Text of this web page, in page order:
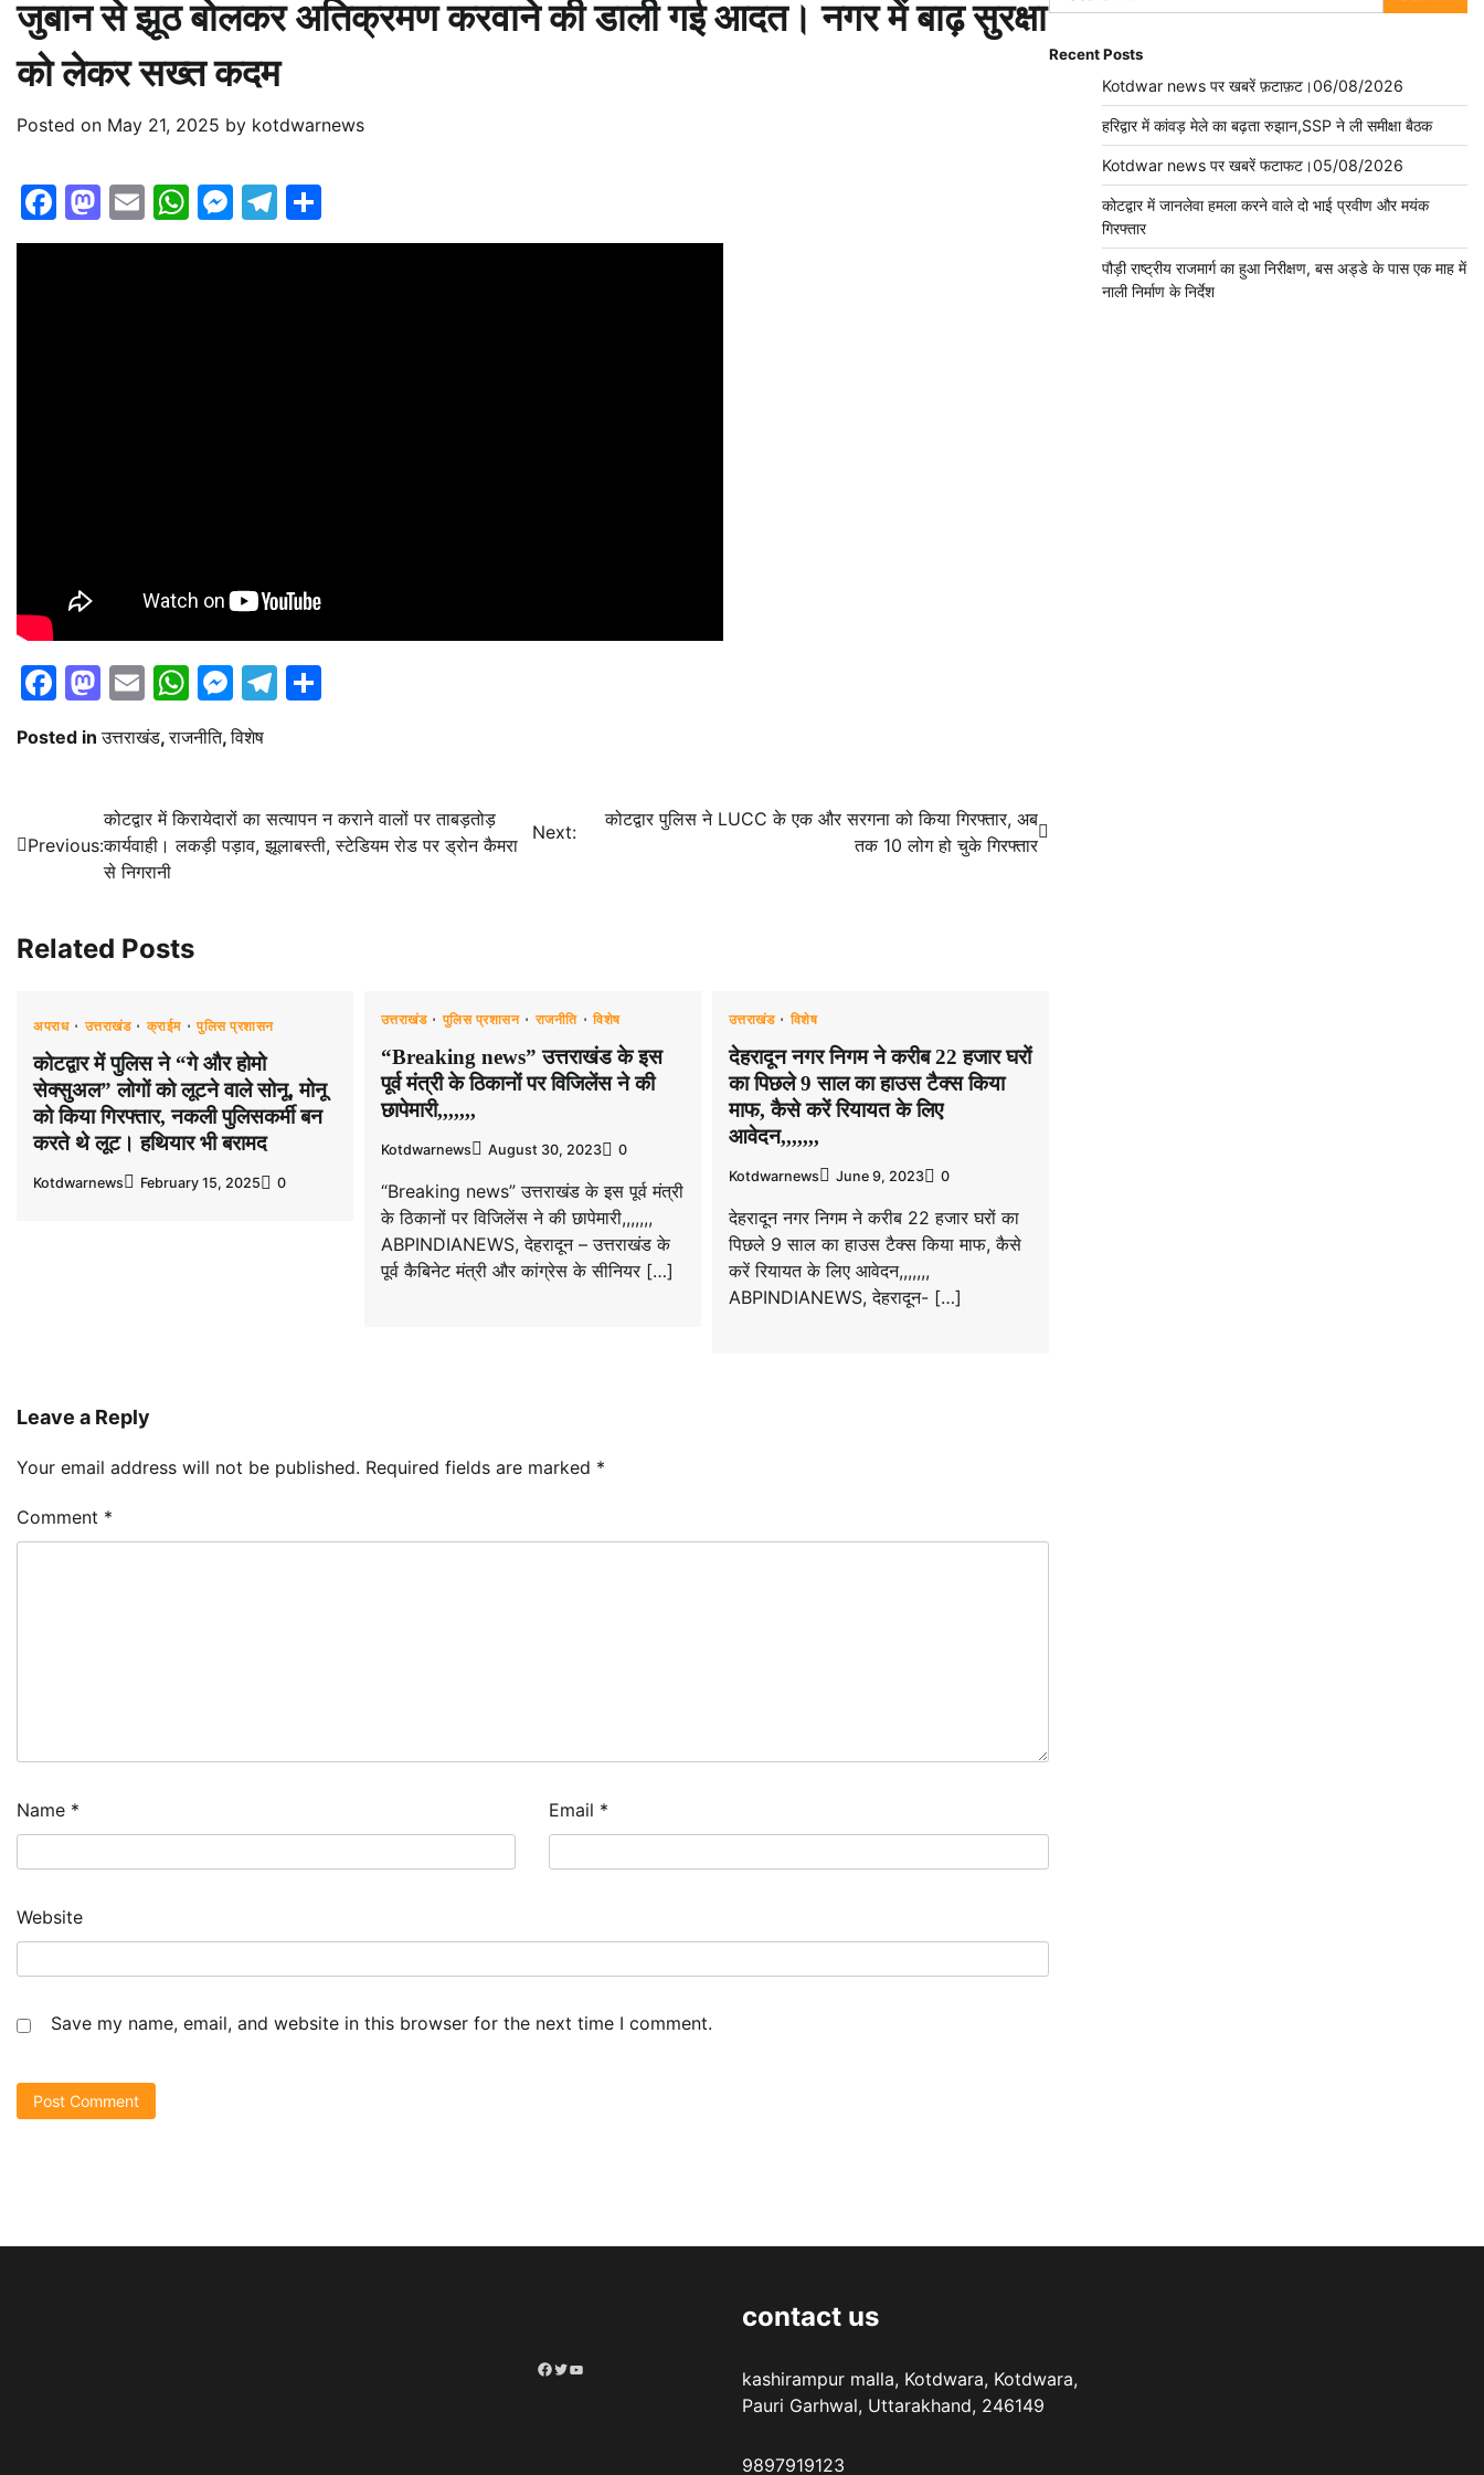
जुबान से झूठ बोलकर अतिक्रमण करवाने की डाली गई आदत। नगर में बाढ़ सुरक्षा
को लेकर सख्त कदम
Posted on May 21, 2025 by kotdwarnews
Facebook
Mastodon
EmailWhatsApp
Messenger
Telegram
Facebook
Mastodon
EmailWhatsApp
Messenger
Telegram
Posted inउत्तराखंड,राजनीति,विशेष
navigation
Previous:
कोटद्वार में किरायेदारों का सत्यापन न कराने वालों पर ताबड़तोड़
कार्यवाही। लकड़ी पड़ाव, झूलाबस्ती, स्टेडियम रोड पर ड्रोन कैमरा
से निगरानी
Next:
कोटद्वार पुलिस ने LUCC के एक और सरगना को किया गिरफ्तार, अब
तक 10 लोग हो चुके गिरफ्तार
Related Posts
अपराध उत्तराखंड क्राईम पुलिस प्रशासन
कोटद्वार में पुलिस ने “गे और होमो
सेक्सुअल” लोगों को लूटने वाले सोनू, मोनू
को किया गिरफ्तार, नकली पुलिसकर्मी बन
करते थे लूट। हथियार भी बरामद
Kotdwarnews February 15, 2025 0
उत्तराखंड पुलिस प्रशासन राजनीति विशेष
“Breaking news” उत्तराखंड के इस
पूर्व मंत्री के ठिकानों पर विजिलेंस ने की
छापेमारी,,,,,,,
Kotdwarnews August 30, 2023 0
“Breaking news” उत्तराखंड के इस पूर्व मंत्री
के ठिकानों पर विजिलेंस ने की छापेमारी,,,,,,,
ABPINDIANEWS, देहरादून – उत्तराखंड के
पूर्व कैबिनेट मंत्री और कांग्रेस के सीनियर […]
उत्तराखंड विशेष
देहरादून नगर निगम ने करीब 22 हजार घरों
का पिछले 9 साल का हाउस टैक्स किया
माफ, कैसे करें रियायत के लिए
आवेदन,,,,,,,
Kotdwarnews June 9, 2023 0
देहरादून नगर निगम ने करीब 22 हजार घरों का
पिछले 9 साल का हाउस टैक्स किया माफ, कैसे
करें रियायत के लिए आवेदन,,,,,,,
ABPINDIANEWS, देहरादून- […]
Leave a Reply
Your email address will not be published. Required fields are marked *
Comment *
Name * Email *
Website
Save my name, email, and website in this browser for the next time I comment.
for:
Recent Posts
Kotdwar news पर खबरें फ़टाफ़ट।06/08/2026
हरिद्वार में कांवड़ मेले का बढ़ता रुझान,SSP ने ली समीक्षा बैठक
Kotdwar news पर खबरें फटाफट।05/08/2026
कोटद्वार में जानलेवा हमला करने वाले दो भाई प्रवीण और मयंक
गिरफ्तार
पौड़ी राष्ट्रीय राजमार्ग का हुआ निरीक्षण, बस अड्डे के पास एक माह में
नाली निर्माण के निर्देश
Facebook
Twitter
YouTube
contact us
kashirampur malla, Kotdwara, Kotdwara,
Pauri Garhwal, Uttarakhand, 246149
9897919123